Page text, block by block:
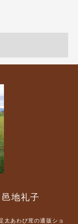
地礼子
太あわび茸の通販ショ